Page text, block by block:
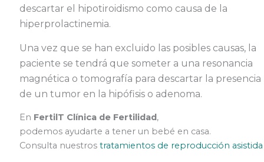
descartar el hipotiroidismo como causa de la
hiperprolactinemia.
Una vez que se han excluido las posibles causas, la
paciente se tendrá que someter a una resonancia
magnética o tomografía para descartar la presencia
de un tumor en la hipófisis o adenoma.
En FertilT Clínica de Fertilidad,
podemos ayudarte a tener un bebé en casa.
Consulta nuestros tratamientos de reproducción asistida